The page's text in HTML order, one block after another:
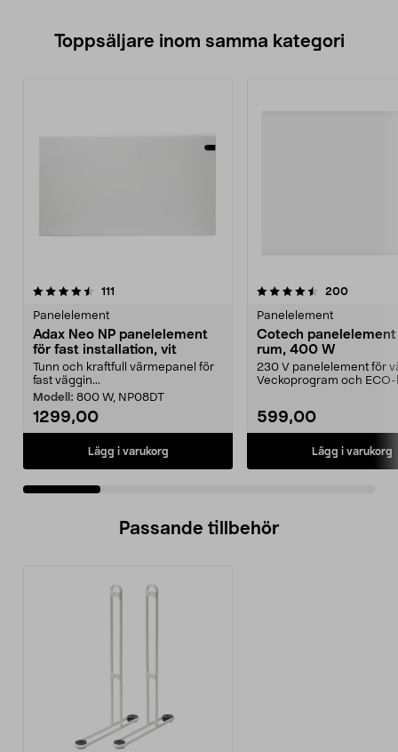
Toppsäljare inom samma kategori
111
Panelelement
Adax Neo NP panelelement
för fast installation, vit
Tunn och kraftfull värmepanel för
fast väggin...
Modell: 800 W, NP08DT
1299,00
Lägg i varukorg
4.5 av 5 stjärnor 200
Panelelement
Cotech
rum, 400 W
230 V panelelement för
Veckoprogram och
599,00
Lägg i varukorg
4.5 av 5 stjärnor
Passande tillbehör